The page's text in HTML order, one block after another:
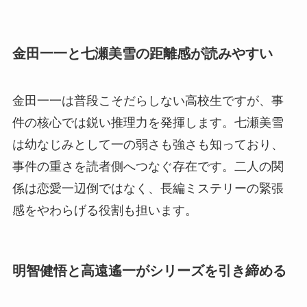
金田一一と七瀬美雪の距離感が読みやすい
金田一一は普段こそだらしない高校生ですが、事
件の核心では鋭い推理力を発揮します。七瀬美雪
は幼なじみとして一の弱さも強さも知っており、
事件の重さを読者側へつなぐ存在です。二人の関
係は恋愛一辺倒ではなく、長編ミステリーの緊張
感をやわらげる役割も担います。
明智健悟と高遠遙一がシリーズを引き締める